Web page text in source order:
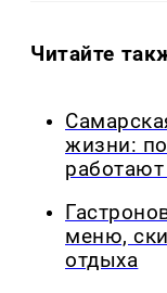
Читайте
жизни:
меню,
отдыха